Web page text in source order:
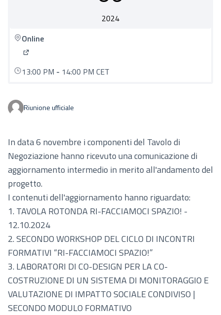
2024
Online
13:00 PM - 14:00 PM CET
Riunione ufficiale
In data 6 novembre i componenti del Tavolo di
Negoziazione hanno ricevuto una comunicazione di
aggiornamento intermedio in merito all'andamento del
progetto.
I contenuti dell'aggiornamento hanno riguardato:
1. TAVOLA ROTONDA RI-FACCIAMOCI SPAZIO! -
12.10.2024
2. SECONDO WORKSHOP DEL CICLO DI INCONTRI
FORMATIVI “RI-FACCIAMOCI SPAZIO!”
3. LABORATORI DI CO-DESIGN PER LA CO-
COSTRUZIONE DI UN SISTEMA DI MONITORAGGIO E
VALUTAZIONE DI IMPATTO SOCIALE CONDIVISO |
SECONDO MODULO FORMATIVO